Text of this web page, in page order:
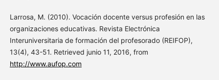
Larrosa, M. (2010). Vocación docente versus profesión en las
organizaciones educativas. Revista Electrónica
Interuniversitaria de formación del profesorado (REIFOP),
13(4), 43-51. Retrieved junio 11, 2016, from
http://www.aufop.com